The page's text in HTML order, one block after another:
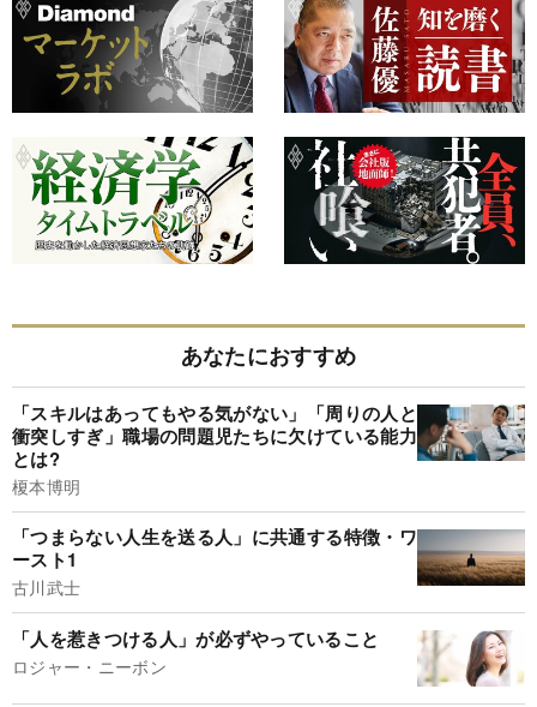
あなたにおすすめ
「スキルはあってもやる気がない」「周りの人と
衝突しすぎ」職場の問題児たちに欠けている能力
とは?
榎本博明
「つまらない人生を送る人」に共通する特徴・ワ
ースト1
古川武士
「人を惹きつける人」が必ずやっていること
ロジャー・ニーボン